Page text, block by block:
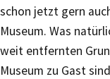
schon jetzt gern
Museum. Was
weit entfernten
Museum zu Gast